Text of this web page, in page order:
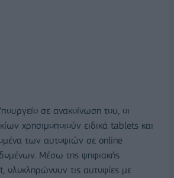
σε ανακοίνωση του, οι
χρησιμοποιούν ειδικά tablets και
των αυτοψιών σε online
Μέσω της ψηφιακής
ολοκληρώνουν τις αυτοψίες με